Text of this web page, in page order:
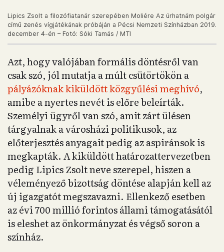
Lipics Zsolt a filozófiatanár szerepében Moliére Az úrhatnám polgár
című zenés vígjátékának próbáján a Pécsi Nemzeti Színházban 2019.
december 4-én – Fotó: Sóki Tamás / MTI
Azt, hogy valójában formális döntésről van
csak szó, jól mutatja a múlt csütörtökön a
pályázóknak kiküldött közgyűlési meghívó,
amibe a nyertes nevét is előre beleírták.
Személyi ügyről van szó, amit zárt ülésen
tárgyalnak a városházi politikusok, az
előterjesztés anyagait pedig az aspiránsok is
megkapták. A kiküldött határozattervezetben
pedig Lipics Zsolt neve szerepel, hiszen a
véleményező bizottság döntése alapján kell az
új igazgatót megszavazni. Ellenkező esetben
az évi 700 millió forintos állami támogatásától
is eleshet az önkormányzat és végső soron a
színház.